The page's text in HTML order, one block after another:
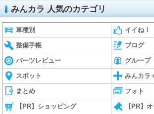
みんカラ 人気のカテゴリ
車種別 イイね！
整備手帳 ブログ
パーツレビュー グループ
スポット みんカラ
まとめ フォト
【PR】ショッピング 【PR】